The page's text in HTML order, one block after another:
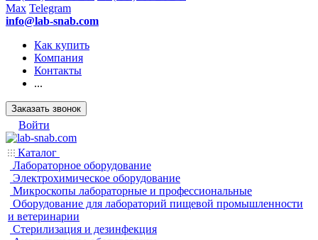
Max Telegram
info@lab-snab.com
Как купить
Компания
Контакты
...
Заказать звонок
Войти
Каталог
Лабораторное оборудование
Электрохимическое оборудование
Микроскопы лабораторные и профессиональные
Оборудование для лабораторий пищевой промышленности
и ветеринарии
Стерилизация и дезинфекция